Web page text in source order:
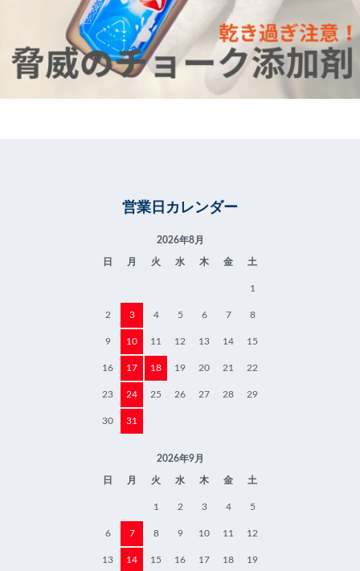
営業日カレンダー
2026年8月
日 月 火 水 木 金 土
1
2 3 4 5 6 7 8
9 10 11 12 13 14 15
16 17 18 19 20 21 22
23 24 25 26 27 28 29
30 31
2026年9月
日 月 火 水 木 金 土
1 2 3 4 5
6 7 8 9 10 11 12
13 14 15 16 17 18 19